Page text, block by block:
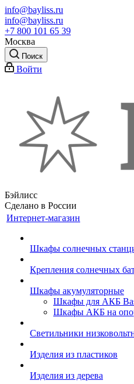
info@bayliss.ru
info@bayliss.ru
+7 800 101 65 39
Москва
Поиск
Войти
Бэйлисс
Сделано в России
Интернет-магазин
Шкафы солнечных
Крепления солнечных
Шкафы акумуляторные
Шкафы для АКБ
Шкафы АКБ на
Светильники
Изделия из пластиков
Изделия из дерева